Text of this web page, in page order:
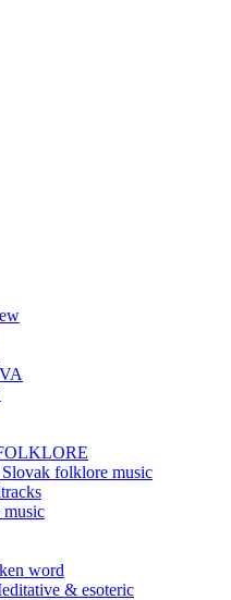
folklore music
word
& esoteric